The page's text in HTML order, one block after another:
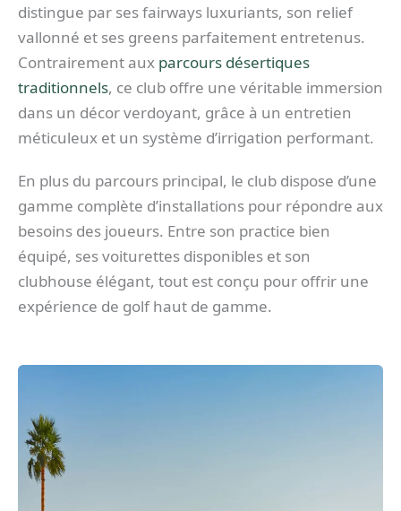
distingue par ses fairways luxuriants, son relief
vallonné et ses greens parfaitement entretenus.
Contrairement aux parcours désertiques
traditionnels, ce club offre une véritable immersion
dans un décor verdoyant, grâce à un entretien
méticuleux et un système d’irrigation performant.
En plus du parcours principal, le club dispose d’une
gamme complète d’installations pour répondre aux
besoins des joueurs. Entre son practice bien
équipé, ses voiturettes disponibles et son
clubhouse élégant, tout est conçu pour offrir une
expérience de golf haut de gamme.